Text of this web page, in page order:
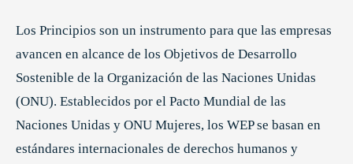
Los Principios son un instrumento para que las empresas
avancen en alcance de los Objetivos de Desarrollo
Sostenible de la Organización de las Naciones Unidas
(ONU). Establecidos por el Pacto Mundial de las
Naciones Unidas y ONU Mujeres, los WEP se basan en
estándares internacionales de derechos humanos y